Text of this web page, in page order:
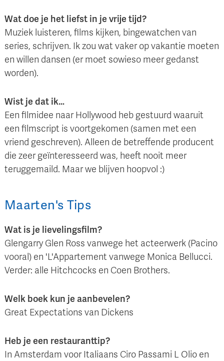
Wat doe je het liefst in je vrije tijd?
Muziek luisteren, films kijken, bingewatchen van
series, schrijven. Ik zou wat vaker op vakantie moeten
en willen dansen (er moet sowieso meer gedanst
worden).
Wist je dat ik…
Een filmidee naar Hollywood heb gestuurd waaruit
een filmscript is voortgekomen (samen met een
vriend geschreven). Alleen de betreffende producent
die zeer geïnteresseerd was, heeft nooit meer
teruggemaild. Maar we blijven hoopvol :)
Maarten's Tips
Wat is je lievelingsfilm?
Glengarry Glen Ross vanwege het acteerwerk (Pacino
vooral) en 'L'Appartement vanwege Monica Bellucci.
Verder: alle Hitchcocks en Coen Brothers.
Welk boek kun je aanbevelen?
Great Expectations van Dickens
Heb je een restauranttip?
In Amsterdam voor Italiaans Ciro Passami L Olio en